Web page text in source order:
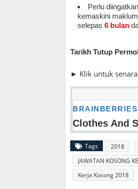
Perlu
kemaskini
selepas 6 bulan
Tarikh Tutup
► Klik untuk
Tags 2018
JAWATAN KOSONG
Kerja Kosong 2018